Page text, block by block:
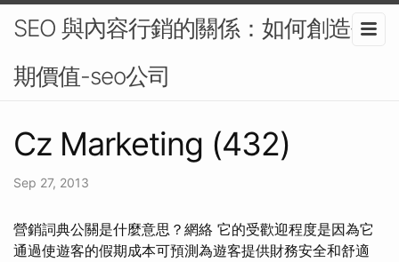
SEO 與內容行銷的關係：如何創造長
期價值-seo公司
Cz Marketing (432)
Sep 27, 2013
營銷詞典公關是什麼意思？網絡 它的受歡迎程度是因為它
通過使遊客的假期成本可預測為遊客提供財務安全和舒適